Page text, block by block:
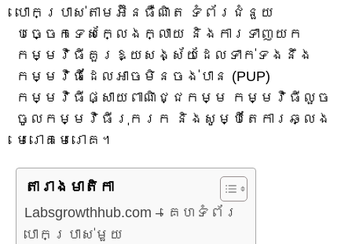
បោកប្រាស់តាមអ៊ីនធឺណិត ទំព័រជំនួយ
បច្ចេកទេសក្លែងក្លាយ និងការទាញយក
កម្មវិធីគួរឱ្យសង្ស័យដែលទាក់ទងនឹង
កម្មវិធីដែលអាចមិនចង់បាន (PUP)
កម្មវិធីផ្សាយពាណិជ្ជកម្ម កម្មវិធីលួច
ចូលកម្មវិធីរុករក និងសូម្បីតែការឆ្លង
មេរោគមេរោគ។
តារាង​មាតិកា
Labsgrowthhub.com – គេហទំព័រ​
បោកប្រាស់​មួយ